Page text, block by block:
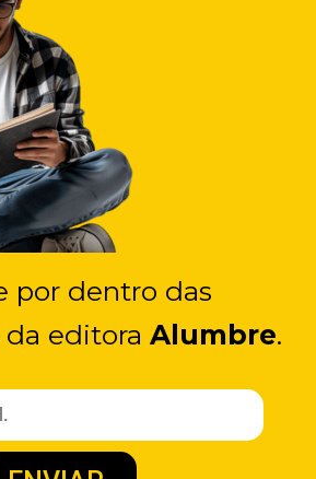
por dentro das
editora Alumbre.